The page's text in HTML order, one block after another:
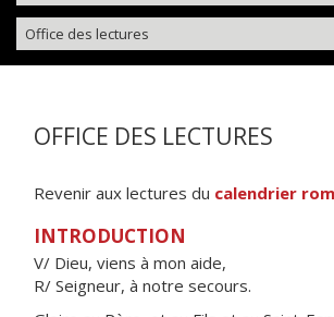
Office des lectures
OFFICE DES LECTURES
Revenir aux lectures du calendrier
INTRODUCTION
V/ Dieu, viens à mon aide,
R/ Seigneur, à notre secours.